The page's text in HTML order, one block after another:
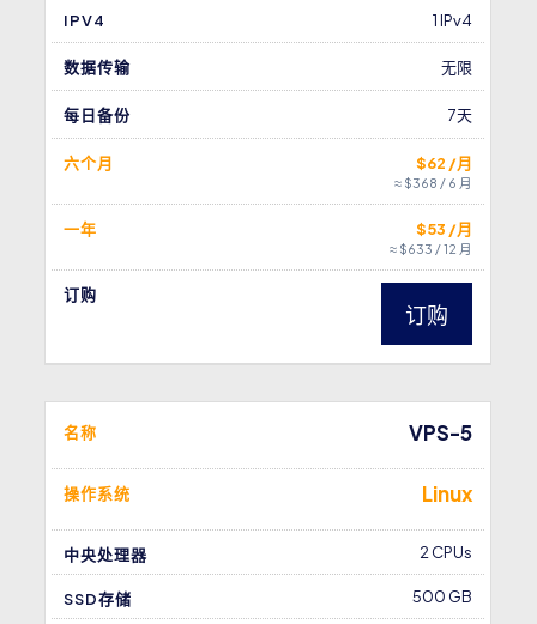
IPV4 1 IPv4
数据传输 无限
每日备份 7天
六个月 $62 /月
≈ $368 / 6 月
一年 $53 /月
≈ $633 / 12 月
订购
订购
名称 VPS-5
操作系统 Linux
中央处理器 2 CPUs
SSD存储 500 GB